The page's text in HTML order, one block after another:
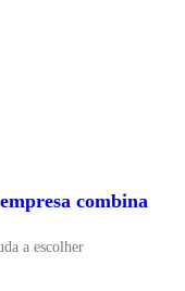
combina
a escolher